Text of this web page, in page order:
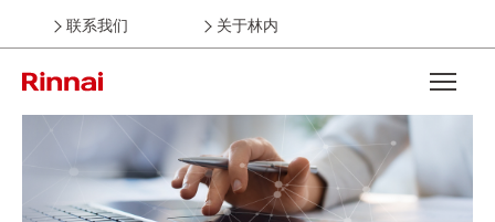
联系我们 关于林内
Open the